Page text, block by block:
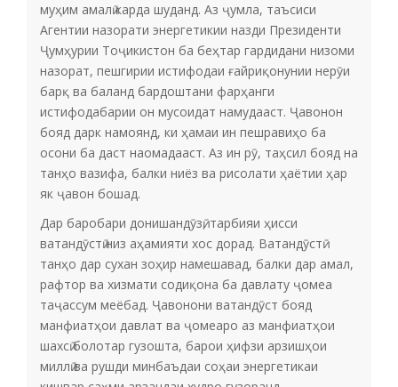
муҳим амалӣ карда шуданд. Аз ҷумла, таъсиси
Агентии назорати энергетикии назди Президенти
Ҷумҳурии Тоҷикистон ба беҳтар гардидани низоми
назорат, пешгирии истифодаи ғайриқонунии нерӯи
барқ ва баланд бардоштани фарҳанги
истифодабарии он мусоидат намудааст. Ҷавонон
бояд дарк намоянд, ки ҳамаи ин пешравиҳо ба
осони ба даст наомадааст. Аз ин рӯ, таҳсил бояд на
танҳо вазифа, балки ниёз ва рисолати ҳаётии ҳар
як ҷавон бошад.
Дар баробари донишандӯзӣ, тарбияи ҳисси
ватандӯстӣ низ аҳамияти хос дорад. Ватандӯстӣ
танҳо дар сухан зоҳир намешавад, балки дар амал,
рафтор ва хизмати содиқона ба давлату ҷомеа
таҷассум меёбад. Ҷавонони ватандӯст бояд
манфиатҳои давлат ва ҷомеаро аз манфиатҳои
шахсӣ болотар гузошта, барои ҳифзи арзишҳои
миллӣ ва рушди минбаъдаи соҳаи энергетикаи